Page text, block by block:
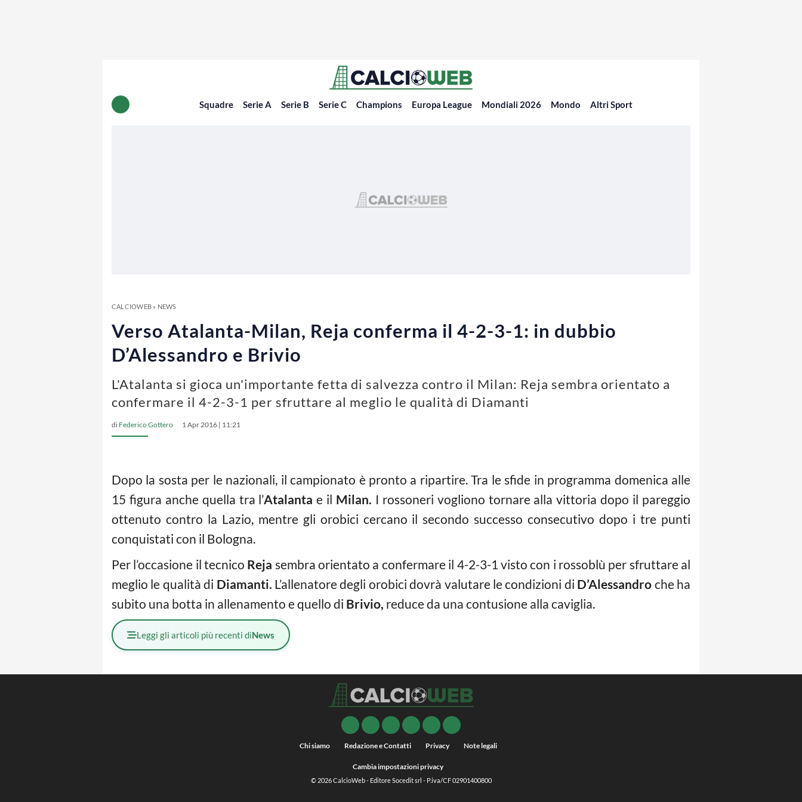
Squadre Serie A Serie B Serie C Champions Europa League Mondiali 2026 Mondo Altri Sport
CALCIOWEB» NEWS
Verso Atalanta-Milan, Reja conferma il 4-2-3-1: in dubbio
D’Alessandro e Brivio
L'Atalanta si gioca un'importante fetta di salvezza contro il Milan: Reja sembra orientato a
confermare il 4-2-3-1 per sfruttare al meglio le qualità di Diamanti
di Federico Gottero 1 Apr 2016 | 11:21
Dopo la sosta per le nazionali, il campionato è pronto a ripartire. Tra le sfide in programma domenica alle
15 figura anche quella tra l’Atalanta e il Milan. I rossoneri vogliono tornare alla vittoria dopo il pareggio
ottenuto contro la Lazio, mentre gli orobici cercano il secondo successo consecutivo dopo i tre punti
conquistati con il Bologna.
Per l’occasione il tecnico Reja sembra orientato a confermare il 4-2-3-1 visto con i rossoblù per sfruttare al
meglio le qualità di Diamanti. L’allenatore degli orobici dovrà valutare le condizioni di D’Alessandro che ha
subito una botta in allenamento e quello di Brivio, reduce da una contusione alla caviglia.
Leggi gli articoli più recenti diNews
Chi siamo Redazione e Contatti Privacy Note legali
Cambia impostazioni privacy
© 2026CalcioWeb- Editore Socedit srl - P.iva/CF 02901400800